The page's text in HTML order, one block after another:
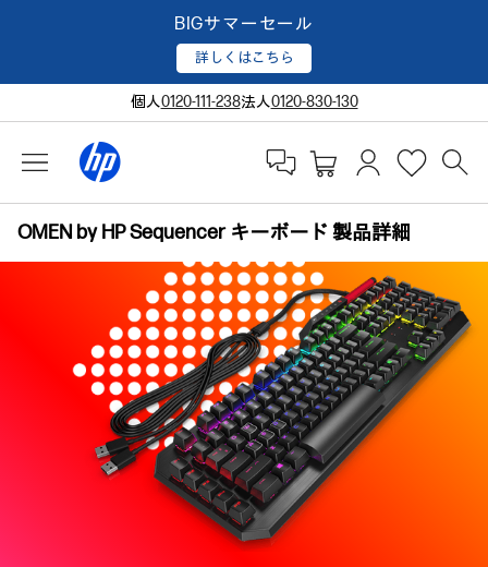
BIGサマーセール
詳しくはこちら
個人0120-111-238法人0120-830-130
OMEN by HP Sequencer キーボード 製品詳細